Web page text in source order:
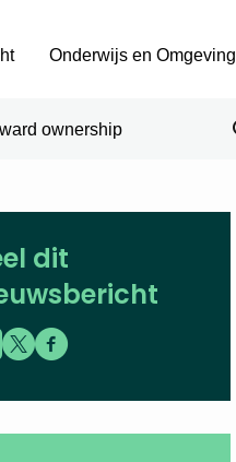
ownership
Onderwijs en Omgeving
dit